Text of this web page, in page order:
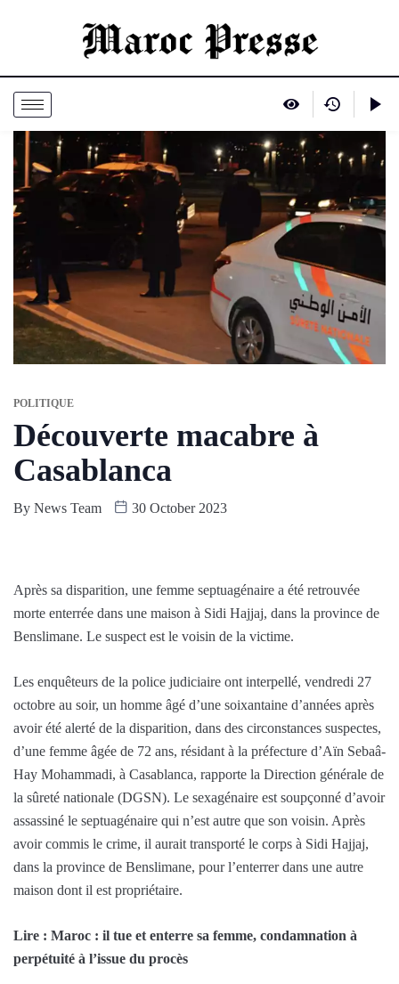
POLITIQUE
Découverte macabre à
Casablanca
By News Team 30 October 2023
Après sa disparition, une femme septuagénaire a été retrouvée
morte enterrée dans une maison à Sidi Hajjaj, dans la province de
Benslimane. Le suspect est le voisin de la victime.
Les enquêteurs de la police judiciaire ont interpellé, vendredi 27
octobre au soir, un homme âgé d’une soixantaine d’années après
avoir été alerté de la disparition, dans des circonstances suspectes,
d’une femme âgée de 72 ans, résidant à la préfecture d’Aïn Sebaâ-
Hay Mohammadi, à Casablanca, rapporte la Direction générale de
la sûreté nationale (DGSN). Le sexagénaire est soupçonné d’avoir
assassiné le septuagénaire qui n’est autre que son voisin. Après
avoir commis le crime, il aurait transporté le corps à Sidi Hajjaj,
dans la province de Benslimane, pour l’enterrer dans une autre
maison dont il est propriétaire.
Lire : Maroc : il tue et enterre sa femme, condamnation à
perpétuité à l’issue du procès